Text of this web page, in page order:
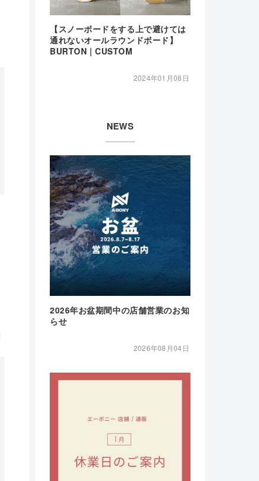
【スノーボードをする上で避けては
通れないオールラウンドボード】
BURTON | CUSTOM
2024年01月08日
NEWS
2026年お盆期間中の店舗営業のお知
らせ
2026年08月04日